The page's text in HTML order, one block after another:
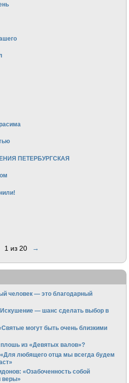
ПЕТЕРБУРГСКАЯ
1 из 20 →
человек — это благодарный
— шанс сделать выбор в
могут быть очень близкими
из «Девятых валов»?
любящего отца мы всегда будем
«Озабоченность собой
веры»